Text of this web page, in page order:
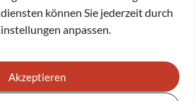
können Sie jederzeit durch
anpassen.
Akzeptieren
und
für Lehrende. Der Höhepunkt
eine theatrale
und französischen Jugendlichen